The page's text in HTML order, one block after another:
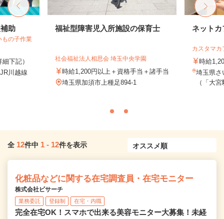
助
の子作業
下記）
川越線
福祉型障害児入所施設の保育士
社会福祉法人相思会 埼玉中央学園
時給1,200円以上＋資格手当＋諸手当
埼玉県加須市上種足894-1
ネットカ
カスタマ
時給
埼玉県さ
（「大
全 12件中 1 - 12件を表示
化粧品などに関する在宅調査員・在宅モニター
株式会社ビサーチ
業務委託 登録制 在宅・内職
完全在宅OK！スマホで出来る美容モニター大募集！未経